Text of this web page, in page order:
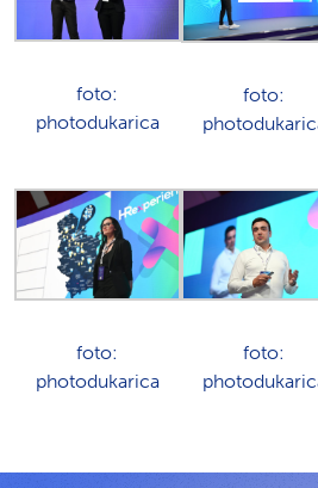
foto:
photodukarica
foto:
foto:
photodukarica
foto: